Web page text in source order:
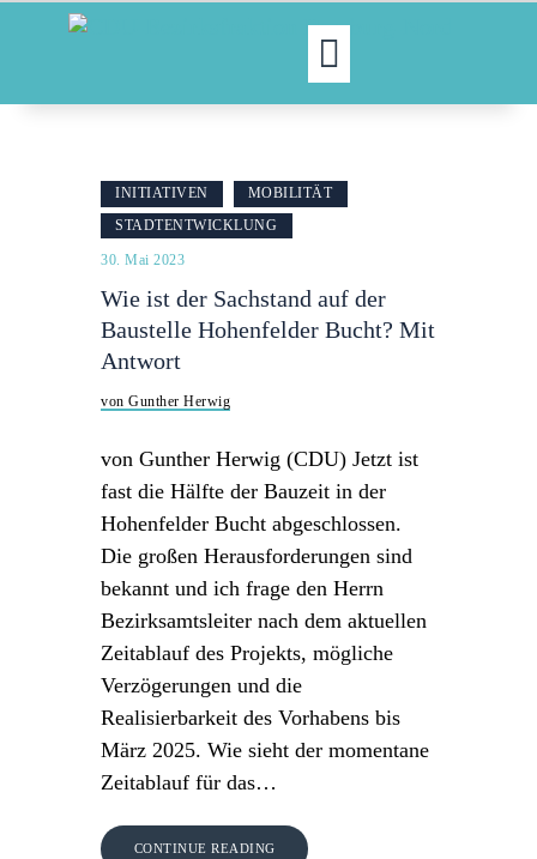
ABGEORDNETE
AKTUELLES
NORDAKTUELL
AUSSCHÜSSE
KONTAKT
INITIATIVEN
MOBILITÄT
STADTENTWICKLUNG
30. Mai 2023
Wie ist der Sachstand auf der
Baustelle Hohenfelder Bucht? Mit
Antwort
von Gunther Herwig
von Gunther Herwig (CDU) Jetzt ist
fast die Hälfte der Bauzeit in der
Hohenfelder Bucht abgeschlossen.
Die großen Herausforderungen sind
bekannt und ich frage den Herrn
Bezirksamtsleiter nach dem aktuellen
Zeitablauf des Projekts, mögliche
Verzögerungen und die
Realisierbarkeit des Vorhabens bis
März 2025. Wie sieht der momentane
Zeitablauf für das…
CONTINUE READING